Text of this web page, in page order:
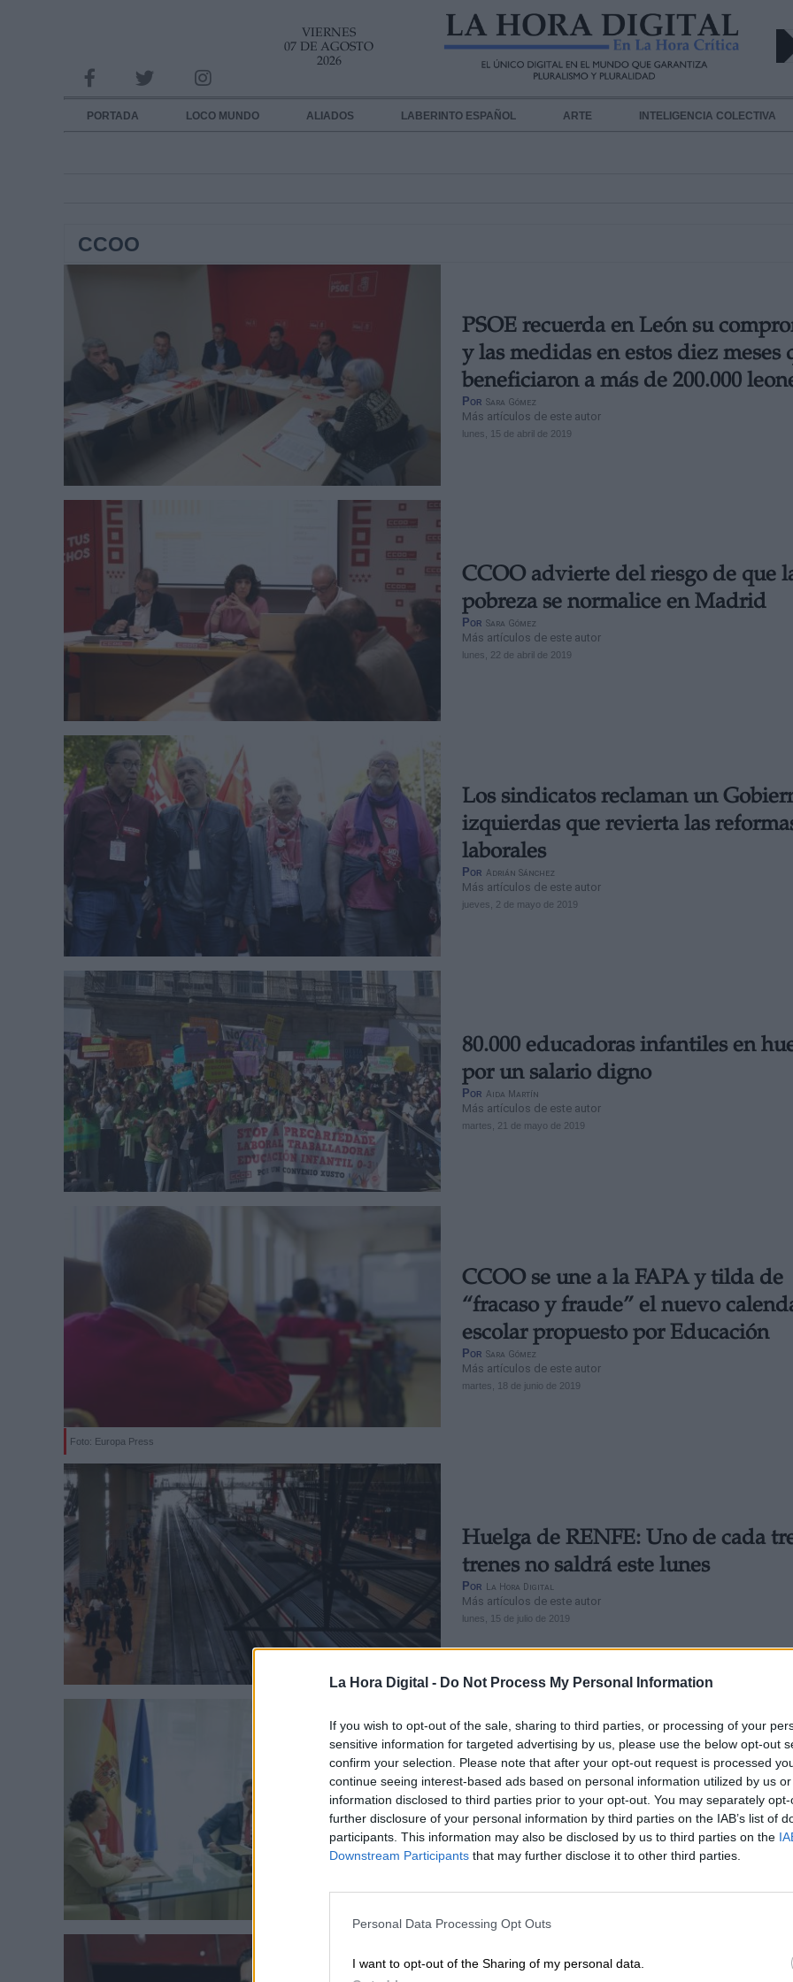
La Hora Digital - Do Not Process My Personal Information
If you wish to opt-out of the sale, sharing to third parties, or processing of your
sensitive information for targeted advertising by us, please use the below opt-out
confirm your selection. Please note that after your opt-out request is processed
continue seeing interest-based ads based on personal information utilized by us
information disclosed to third parties prior to your opt-out. You may separately
further disclosure of your personal information by third parties on the IAB’s list of
participants. This information may also be disclosed by us to third parties on the
Downstream Participants that may further disclose it to other third parties.
Personal Data Processing Opt Outs
I want to opt-out of the Sharing of my personal data.
VIERNES
07 DE AGOSTO
2026
PORTADA LOCO MUNDO ALIADOS LABERINTO ESPAÑOL ARTE INTELIGENCIA COLECTIVA
CCOO
PSOE recuerda en León su
y las medidas en estos diez meses
beneficiaron a más de 200.000
Por Sara Gómez
Más artículos de este autor
lunes, 15 de abril de 2019
CCOO advierte del riesgo de que
pobreza se normalice en Madrid
Por Sara Gómez
Más artículos de este autor
lunes, 22 de abril de 2019
Los sindicatos reclaman un
izquierdas que revierta las
laborales
Por Adrián Sánchez
Más artículos de este autor
jueves, 2 de mayo de 2019
80.000 educadoras infantiles en
por un salario digno
Por Aida Martín
Más artículos de este autor
martes, 21 de mayo de 2019
Foto: Europa Press
CCOO se une a la FAPA y tilda de
“fracaso y fraude” el nuevo
escolar propuesto por Educación
Por Sara Gómez
Más artículos de este autor
martes, 18 de junio de 2019
Huelga de RENFE: Uno de cada
trenes no saldrá este lunes
Por La Hora Digital
Más artículos de este autor
lunes, 15 de julio de 2019
Sindicatos, patronal y autónomos
transladan a Sánchez, en sendas
reuniones, la urgencia de que haya
Gobierno estable
Por La Hora Digital
Más artículos de este autor
INFORMACION SOBRE LA PROTECCIÓN DE TUS DATOS
Responsable: